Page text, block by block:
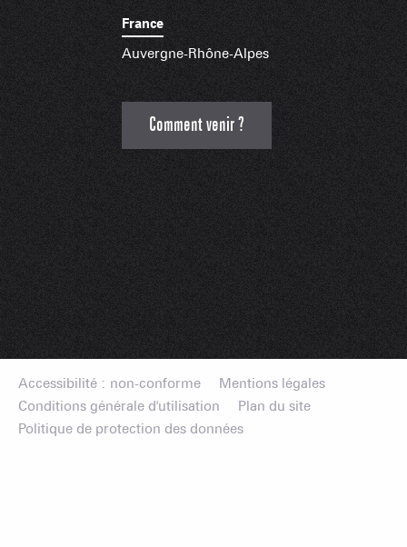
France
Auvergne-Rhône-Alpes
Comment venir ?
Accessibilité : non-conforme
Mentions légales
Conditions générale d'utilisation
Plan du site
Politique de protection des données